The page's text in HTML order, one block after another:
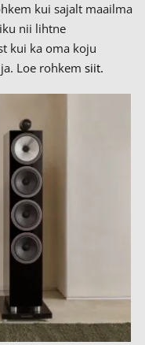
kui sajalt maailma
nii lihtne
kui ka oma koju
Loe rohkem siit.